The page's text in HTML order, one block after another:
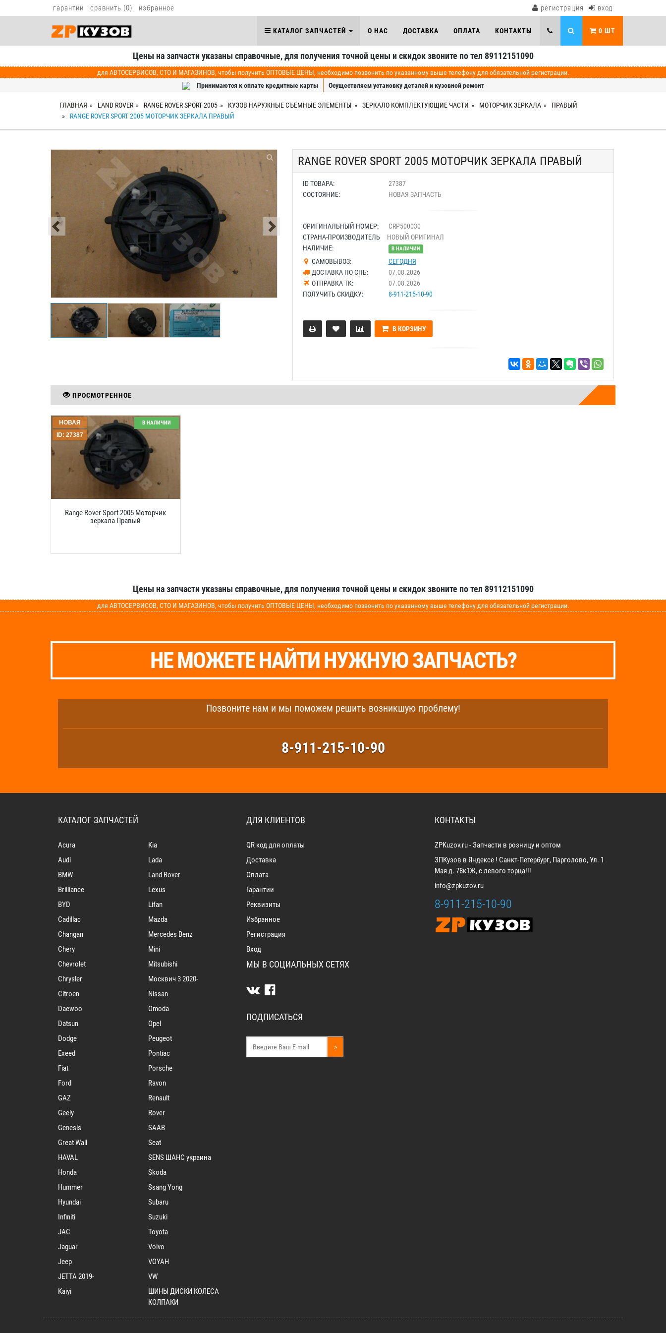
гарантии сравнить (0) избранное регистрация вход
КАТАЛОГ ЗАПЧАСТЕЙ О НАС ДОСТАВКА ОПЛАТА КОНТАКТЫ 0 ШТ
Цены на запчасти указаны справочные, для получения точной цены и скидок звоните по тел 89112151090
для АВТОСЕРВИСОВ, СТО И МАГАЗИНОВ, чтобы получить ОПТОВЫЕ ЦЕНЫ, необходимо позвонить по указанному выше телефону для обязательной регистрации.
Принимаются к оплате кредитные карты
Осуществляем установку деталей и кузовной ремонт
ГЛАВНАЯ LAND ROVER RANGE ROVER SPORT 2005 КУЗОВ НАРУЖНЫЕ СЪЕМНЫЕ ЭЛЕМЕНТЫ ЗЕРКАЛО КОМПЛЕКТУЮЩИЕ ЧАСТИ МОТОРЧИК ЗЕРКАЛА
ПРАВЫЙ
RANGE ROVER SPORT 2005 МОТОРЧИК ЗЕРКАЛА ПРАВЫЙ
RANGE ROVER SPORT 2005 МОТОРЧИК ЗЕРКАЛА ПРАВЫЙ
ID ТОВАРА:
27387
СОСТОЯНИЕ:
НОВАЯ ЗАПЧАСТЬ
ОРИГИНАЛЬНЫЙ НОМЕР:
CRP500030
СТРАНА-ПРОИЗВОДИТЕЛЬ
НОВЫЙ ОРИГИНАЛ
НАЛИЧИЕ:
В НАЛИЧИИ
САМОВЫВОЗ:
СЕГОДНЯ
ДОСТАВКА ПО СПБ:
07.08.2026
ОТПРАВКА ТК:
07.08.2026
ПОЛУЧИТЬ СКИДКУ:
8-911-215-10-90
В КОРЗИНУ
ПРОСМОТРЕННОЕ
Range Rover Sport 2005 Моторчик
зеркала Правый
ID: 27387
НОВАЯ В НАЛИЧИИ
Цены на запчасти указаны справочные, для получения точной цены и скидок звоните по тел 89112151090
для АВТОСЕРВИСОВ, СТО И МАГАЗИНОВ, чтобы получить ОПТОВЫЕ ЦЕНЫ, необходимо позвонить по указанному выше телефону для обязательной регистрации.
НЕ МОЖЕТЕ НАЙТИ НУЖНУЮ ЗАПЧАСТЬ?
Позвоните нам и мы поможем решить возникшую проблему!
8-911-215-10-90
КАТАЛОГ ЗАПЧАСТЕЙ
Acura
Audi
BMW
Brilliance
BYD
Cadillac
Changan
Chery
Chevrolet
Chrysler
Citroen
Daewoo
Datsun
Dodge
Exeed
Fiat
Ford
GAZ
Geely
Genesis
Great Wall
HAVAL
Honda
Hummer
Hyundai
Infiniti
JAC
Jaguar
Jeep
JETTA 2019-
Kaiyi
Kia
Lada
Land Rover
Lexus
Lifan
Mazda
Mercedes Benz
Mini
Mitsubishi
Mосквич 3 2020-
Nissan
Omoda
Opel
Peugeot
Pontiac
Porsche
Ravon
Renault
Rover
SAAB
Seat
SENS ШАНС украина
Skoda
Ssang Yong
Subaru
Suzuki
Toyota
Volvo
VOYAH
VW
ШИНЫ ДИСКИ КОЛЕСА
КОЛПАКИ
ДЛЯ КЛИЕНТОВ
QR код для оплаты
Доставка
Оплата
Гарантии
Реквизиты
Избранное
Регистрация
Вход
МЫ В СОЦИАЛЬНЫХ СЕТЯХ
ПОДПИСАТЬСЯ
>
КОНТАКТЫ
ZPKuzov.ru - Запчасти в розницу и оптом
ЗПКузов в Яндексе ! Санкт-Петербург, Парголово, Ул. 1
Мая д. 78к1Ж, с левого торца!!!
info@zpkuzov.ru
8-911-215-10-90